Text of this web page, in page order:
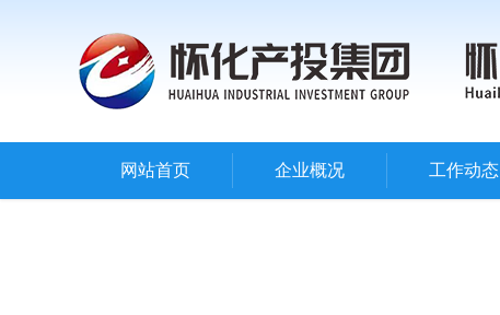
网站首页 企业概况 工作动态